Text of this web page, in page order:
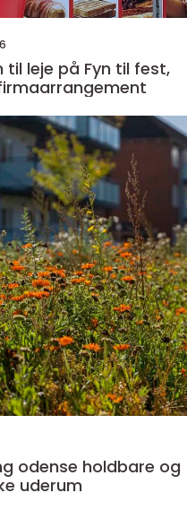
til leje på Fyn til fest,
holdbare og
uderum